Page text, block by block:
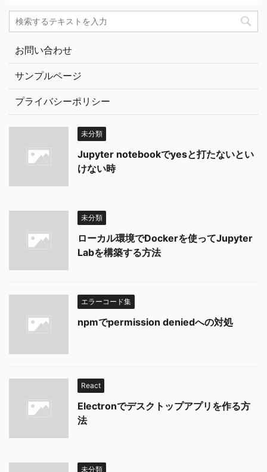
お問い合わせ
サンプルページ
プライバシーポリシー
未分類
Jupyter notebookでyesと打たないとい
けない時
未分類
ローカル環境でDockerを使ってJupyter
Labを構築する方法
エラーコード集
npmでpermission deniedへの対処
React
Electronでデスクトップアプリを作る方
法
未分類